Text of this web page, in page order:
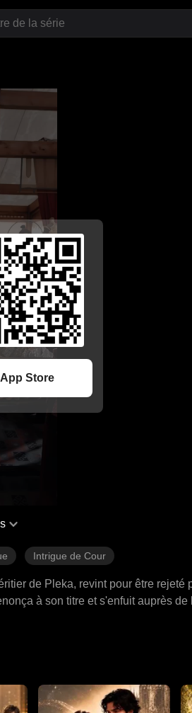
App Store
Intrigue de Cour
de Pleka, revint pour être rejeté
à son titre et s'enfuit auprès de
pour régner sur tous.